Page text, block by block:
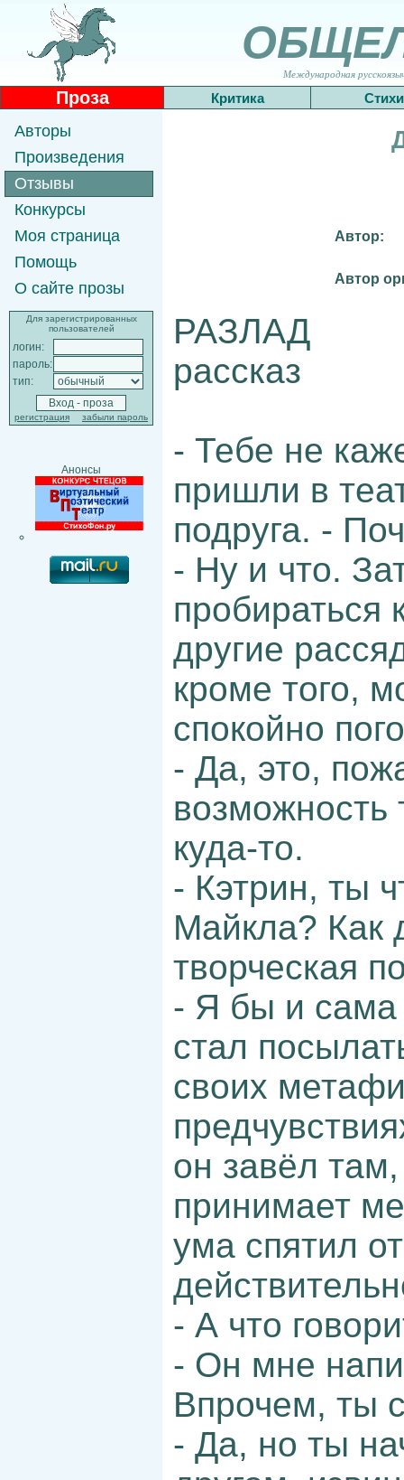
Международная
Проза Критика Стихи
Авторы
Произведения
Отзывы
Конкурсы
Моя страница
Помощь
О сайте прозы
Для зарегистрированных
пользователей
логин:
пароль:
тип:
регистрация забыли пароль
Анонсы
Автор:
Автор
РАЗЛАД
рассказ
- Тебе не
пришли в
подруга. -
- Ну и что.
пробираться
другие
кроме того,
спокойно
- Да, это,
возможность
куда-то.
- Кэтрин, ты
Майкла? Как
творческая
- Я бы и сама
стал
своих
он завёл
принимает
ума спятил
- А что
- Он мне
Впрочем, ты
- Да, но ты